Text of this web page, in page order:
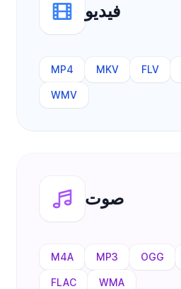
فيديو
MP4 MKV FLV
WMV
صوت
M4A MP3 OGG
FLAC WMA